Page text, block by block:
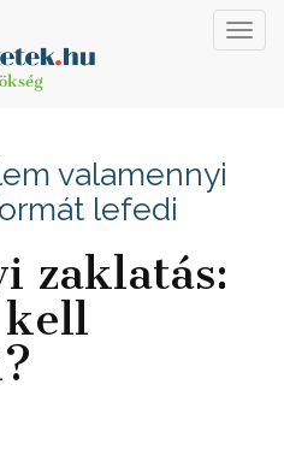
valamennyi
lefedi
zaklatás: